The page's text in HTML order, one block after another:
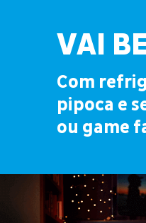
VAI
Com
pipoca e
ou game